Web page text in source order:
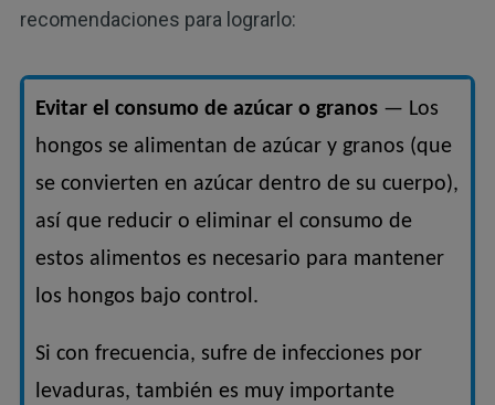
recomendaciones para lograrlo:
Evitar el consumo de azúcar o granos— Los
hongos se alimentan de azúcar y granos (que
se convierten en azúcar dentro de su cuerpo),
así que reducir o eliminar el consumo de
estos alimentos es necesario para mantener
los hongos bajo control.
Si con frecuencia, sufre de infecciones por
levaduras, también es muy importante